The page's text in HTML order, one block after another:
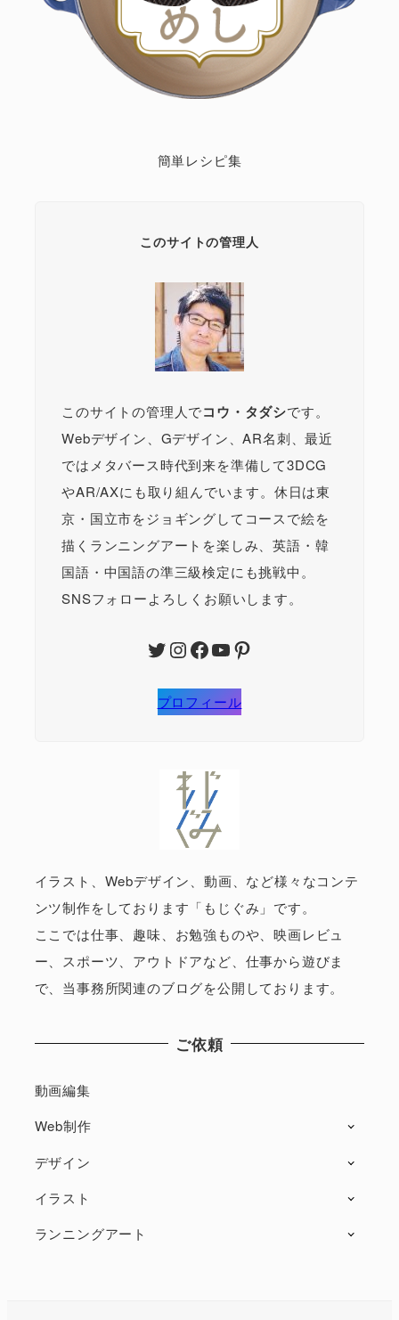
簡単レシピ集
このサイトの管理人
このサイトの管理人でコウ・タダシです。
Webデザイン、Gデザイン、AR名刺、最近
ではメタバース時代到来を準備して3DCG
やAR/AXにも取り組んでいます。休日は東
京・国立市をジョギングしてコースで絵を
描くランニングアートを楽しみ、英語・韓
国語・中国語の準三級検定にも挑戦中。
SNSフォローよろしくお願いします。
Twitter InstagramFacebook YouTube Pinterest
プロフィール
イラスト、Webデザイン、動画、など様々なコンテ
ンツ制作をしております「もじぐみ」です。
ここでは仕事、趣味、お勉強ものや、映画レビュ
ー、スポーツ、アウトドアなど、仕事から遊びま
で、当事務所関連のブログを公開しております。
ご依頼
動画編集
Web制作
デザイン
イラスト
ランニングアート